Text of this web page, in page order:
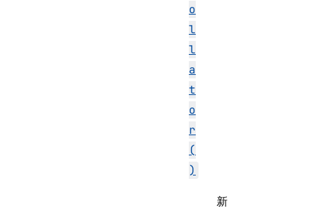
o
l
l
a
t
o
r
(
)
新